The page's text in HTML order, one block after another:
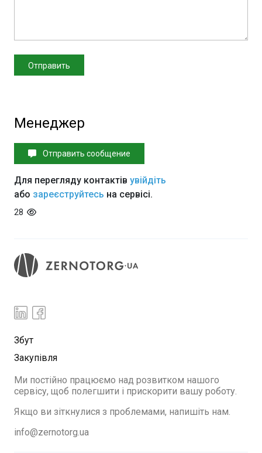
Менеджер
Отправить сообщение
Для перегляду контактів увійдіть
або зареєструйтесь на сервісі.
28
Збут
Закупівля
Ми постійно працюємо над розвитком нашого
сервісу, щоб полегшити і прискорити вашу роботу.
Якщо ви зіткнулися з проблемами, напишіть нам.
info@zernotorg.ua